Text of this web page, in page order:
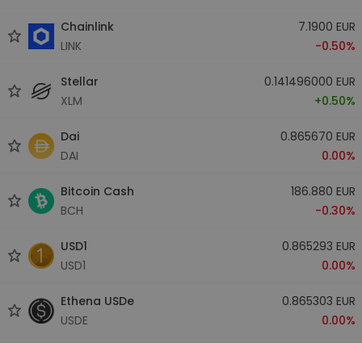
Chainlink
LINK
7.1900 EUR
-0.50%
Stellar
XLM
0.141496000 EUR
+0.50%
Dai
DAI
0.865670 EUR
0.00%
Bitcoin Cash
BCH
186.880 EUR
-0.30%
USD1
USD1
0.865293 EUR
0.00%
Ethena USDe
USDE
0.865303 EUR
0.00%